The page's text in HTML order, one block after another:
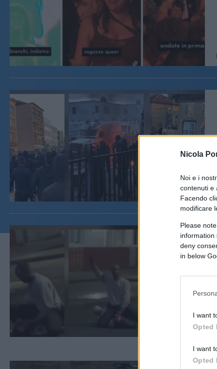
Nicola
Noi e i
contenuti e
Facendo
modificare
Please
information
deny
in below
I want
Opted
I want
Opted